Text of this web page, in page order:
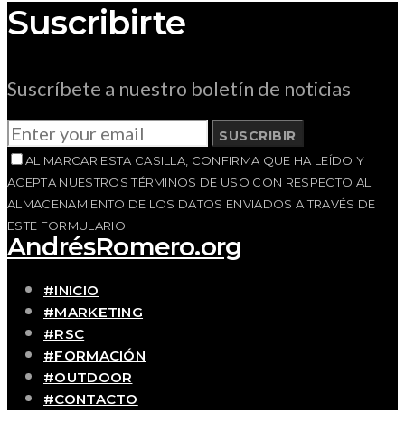
Suscribirte
Suscríbete a nuestro boletín de noticias
SUSCRIBIR
AL MARCAR ESTA CASILLA, CONFIRMA QUE HA LEÍDO Y
ACEPTA NUESTROS TÉRMINOS DE USO CON RESPECTO AL
ALMACENAMIENTO DE LOS DATOS ENVIADOS A TRAVÉS DE
ESTE FORMULARIO.
AndrésRomero.org
#INICIO
#MARKETING
#RSC
#FORMACIÓN
#OUTDOOR
#CONTACTO